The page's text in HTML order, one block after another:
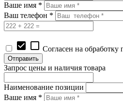
Ваше имя *
Ваш телефон *
check_box check_box_outline_blank Согласен на
Запрос цены и наличия товара
Наименование позиции
Ваше имя *